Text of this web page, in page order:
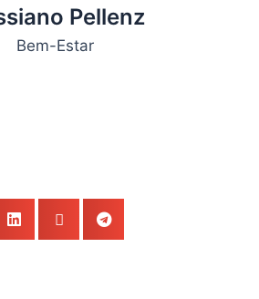
Pellenz
Bem-Estar